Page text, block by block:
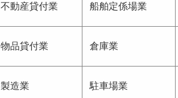
不動産貸付業 船舶定係場業
物品貸付業 倉庫業
製造業 駐車場業